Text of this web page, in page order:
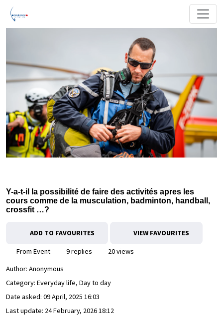
Y-a-t-il la possibilité de faire des activités apres les
cours comme de la musculation, badminton, handball,
crossfit …?
ADD TO FAVOURITES VIEW FAVOURITES
From Event 9 replies
20 views
Author: Anonymous
Category: Everyday life, Day to day
Date asked: 09 April, 2025 16:03
Last update: 24 February, 2026 18:12